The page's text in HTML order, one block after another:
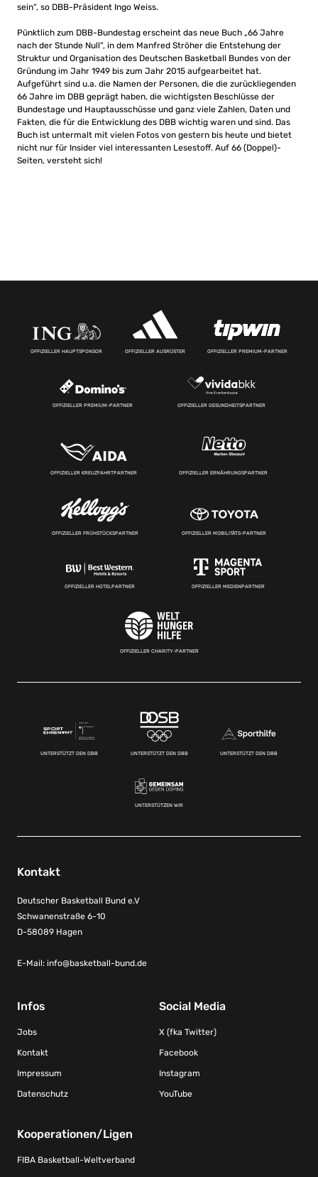
sein“, so DBB-Präsident Ingo Weiss.
Pünktlich zum DBB-Bundestag erscheint das neue Buch „66 Jahre
nach der Stunde Null“, in dem Manfred Ströher die Entstehung der
Struktur und Organisation des Deutschen Basketball Bundes von der
Gründung im Jahr 1949 bis zum Jahr 2015 aufgearbeitet hat.
Aufgeführt sind u.a. die Namen der Personen, die die zurückliegenden
66 Jahre im DBB geprägt haben, die wichtigsten Beschlüsse der
Bundestage und Hauptausschüsse und ganz viele Zahlen, Daten und
Fakten, die für die Entwicklung des DBB wichtig waren und sind. Das
Buch ist untermalt mit vielen Fotos von gestern bis heute und bietet
nicht nur für Insider viel interessanten Lesestoff. Auf 66 (Doppel)-
Seiten, versteht sich!
OFFIZIELLER HAUPTSPONSOR OFFIZIELLER AUSRÜSTER OFFIZIELLER PREMIUM-PARTNER
OFFIZIELLER PREMIUM-PARTNER OFFIZIELLER GESUNDHEITSPARTNER
OFFIZIELLER KREUZFAHRTPARTNER OFFIZIELLER ERNÄHRUNGSPARTNER
OFFIZIELLER FRÜHSTÜCKSPARTNER OFFIZIELLER MOBILITÄTS-PARTNER
OFFIZIELLER HOTELPARTNER OFFIZIELLER MEDIENPARTNER
OFFIZIELLER CHARITY-PARTNER
UNTERSTÜTZT DEN DBB UNTERSTÜTZT DEN DBB UNTERSTÜTZT DEN DBB
UNTERSTÜTZEN WIR
Kontakt
Deutscher Basketball Bund e.V
Schwanenstraße 6-10
D-58089 Hagen
E-Mail: info@basketball-bund.de
Infos
Jobs
Kontakt
Impressum
Datenschutz
Social Media
X (fka Twitter)
Facebook
Instagram
YouTube
Kooperationen/Ligen
FIBA Basketball-Weltverband